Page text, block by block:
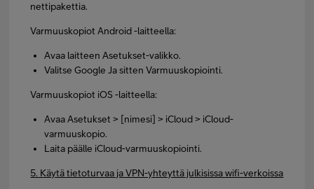
nettipakettia.
Varmuuskopiot Android -laitteella:
Avaa laitteen Asetukset-valikko.
Valitse Google Ja sitten Varmuuskopiointi.
Varmuuskopiot iOS -laitteella:
Avaa Asetukset > [nimesi] > iCloud > iCloud-
varmuuskopio.
Laita päälle iCloud-varmuuskopiointi.
5. Käytä tietoturvaa ja VPN-yhteyttä julkisissa wifi-verkoissa